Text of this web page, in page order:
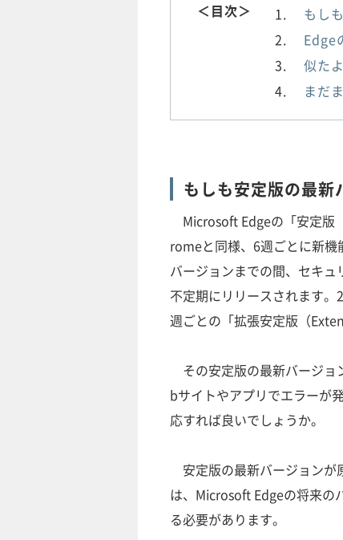
＜目次＞
もし
Edge
似た
まだ
もしも安定版の最新
Microsoft Edgeの「安定版
romeと同様、6週ごとに新機
バージョンまでの間、セキ
不定期にリリースされます
週ごとの「拡張安定版（
その安定版の最新バージョ
bサイトやアプリでエラーが
応すれば良いでしょうか。
安定版の最新バージョンが
は、Microsoft Edgeの将来の
る必要があります。